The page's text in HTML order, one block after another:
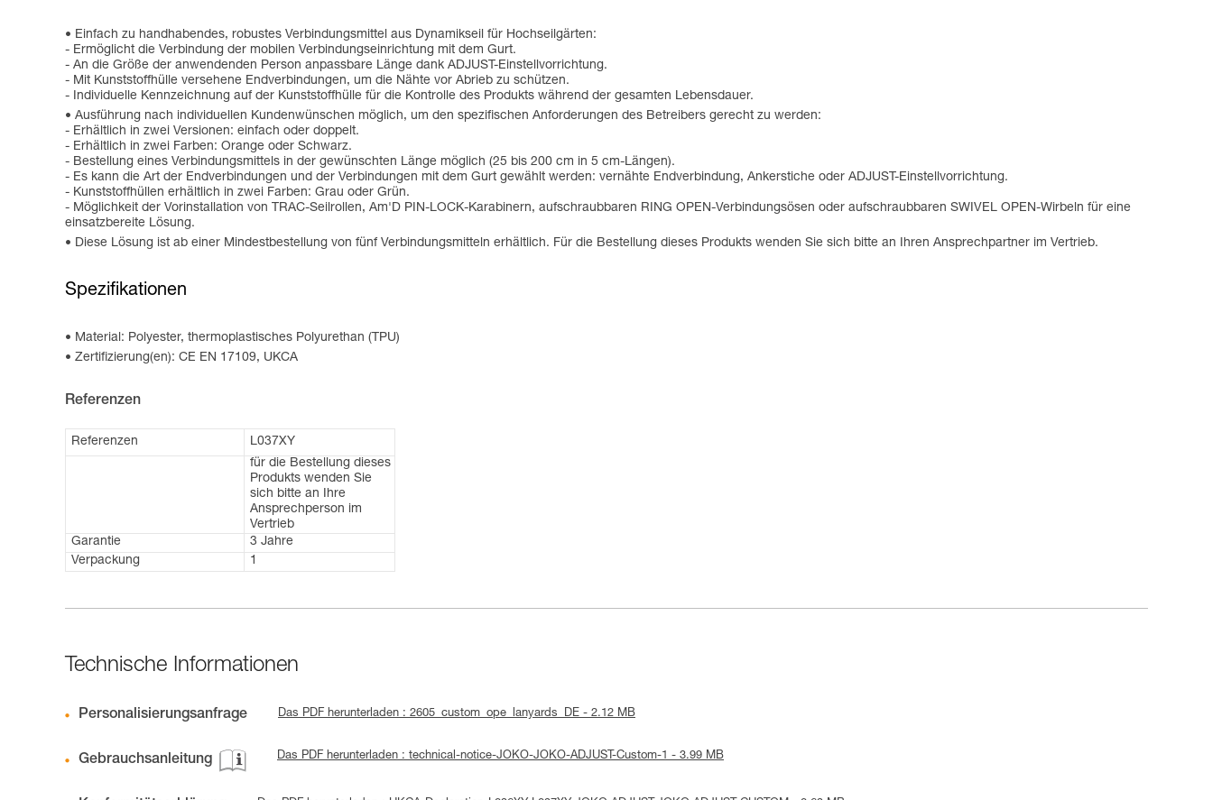
Einfach zu handhabendes, robustes Verbindungsmittel aus Dynamikseil für Hochseilgärten:
- Ermöglicht die Verbindung der mobilen Verbindungseinrichtung mit dem Gurt.
- An die Größe der anwendenden Person anpassbare Länge dank ADJUST-Einstellvorrichtung.
- Mit Kunststoffhülle versehene Endverbindungen, um die Nähte vor Abrieb zu schützen.
- Individuelle Kennzeichnung auf der Kunststoffhülle für die Kontrolle des Produkts während der gesamten Lebensdauer.
Ausführung nach individuellen Kundenwünschen möglich, um den spezifischen Anforderungen des Betreibers gerecht zu werden:
- Erhältlich in zwei Versionen: einfach oder doppelt.
- Erhältlich in zwei Farben: Orange oder Schwarz.
- Bestellung eines Verbindungsmittels in der gewünschten Länge möglich (25 bis 200 cm in 5 cm-Längen).
- Es kann die Art der Endverbindungen und der Verbindungen mit dem Gurt gewählt werden: vernähte Endverbindung, Ankerstiche oder ADJUST-Einstellvorrichtung.
- Kunststoffhüllen erhältlich in zwei Farben: Grau oder Grün.
- Möglichkeit der Vorinstallation von TRAC-Seilrollen, Am'D PIN-LOCK-Karabinern, aufschraubbaren RING OPEN-Verbindungsösen oder aufschraubbaren SWIVEL OPEN-Wirbeln für eine
einsatzbereite Lösung.
Diese Lösung ist ab einer Mindestbestellung von fünf Verbindungsmitteln erhältlich. Für die Bestellung dieses Produkts wenden Sie sich bitte an Ihren Ansprechpartner im Vertrieb.
Spezifikationen
Material: Polyester, thermoplastisches Polyurethan (TPU)
Zertifizierung(en): CE EN 17109, UKCA
Referenzen
Referenzen
L037XY
für die Bestellung dieses
Produkts wenden Sie
sich bitte an Ihre
Ansprechperson im
Vertrieb
Garantie
3 Jahre
Verpackung
1
Technische Informationen
Personalisierungsanfrage Das PDF herunterladen : 2605_custom_ope_lanyards_DE - 2.12 MB
Gebrauchsanleitung Das PDF herunterladen : technical-notice-JOKO-JOKO-ADJUST-Custom-1 - 3.99 MB